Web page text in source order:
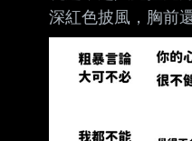
深紅色披風，胸前
有一些金句朗朗上
麼金句嗎？ --